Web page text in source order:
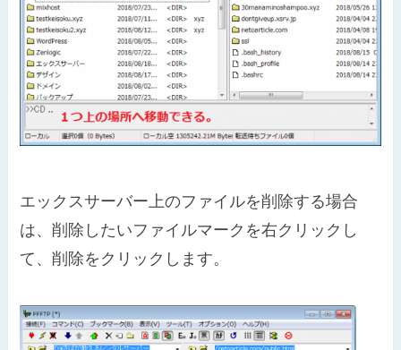
エックスサーバー上のファイルを削除する場合
は、削除したいファイルマークを右クリックし
て、削除をクリックします。